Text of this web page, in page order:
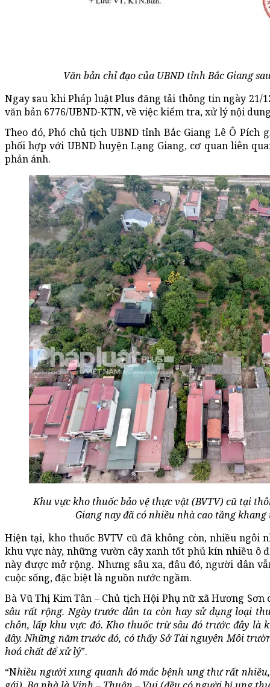
Văn bản chỉ đạo của UBND tỉnh Bắc Giang
Ngay sau khi Pháp luật Plus đăng tải thông tin ngày 21/
văn bản 6776/UBND-KTN, về việc kiểm tra, xử lý nội
Theo đó, Phó chủ tịch UBND tỉnh Bắc Giang Lê Ô
phối hợp với UBND huyện Lạng Giang, cơ quan liên
phản ánh.
Khu vực kho thuốc bảo vệ thực vật (BVTV) cũ tại
Giang nay đã có nhiều nhà cao tầng
Hiện tại, kho thuốc BVTV cũ đã không còn, nhiều
khu vực này, những vườn cây xanh tốt phủ kín nhiều ô
này được mở rộng. Nhưng sâu xa, đâu đó, người dân
cuộc sống, đặc biệt là nguồn nước ngầm.
Bà Vũ Thị Kim Tân – Chủ tịch Hội Phụ nữ xã Hương Sơn
sâu rất rộng. Ngày trước dân ta còn hay sử dụng loại
chôn, lấp khu vực đó. Kho thuốc trừ sâu đó trước đây là
đây. Những năm trước đó, có thấy Sở Tài nguyên Môi
hoá chất để xử lý”.
“Nhiều người xung quanh đó mắc bệnh ung thư rất